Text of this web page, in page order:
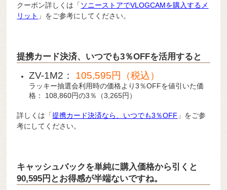
クーポン詳しくは「 ソニーストアでVLOGCAMを購入するメ
リット 」をご参考にしてください。
提携カード決済、いつでも3％OFFを活用すると
ZV-1M2： 105,595円（税込）
ラッキー抽選会利用時の価格より3％OFFを値引いた価
格： 108,860円の3％（3,265円）
詳しくは「提携カード決済なら、いつでも3％OFF 」をご参
考にしてください。
キャッシュバックを単純に購入価格から引くと
90,595円とお得感が半端ないですね。